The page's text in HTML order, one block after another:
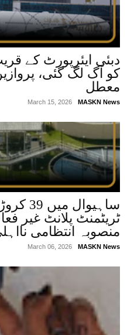
دبئی ایئرپورٹ کے
کو آگ لگ گئی،
معطل
MASKN News
March 15, 2026
ٹریٹمنٹ پلانٹ غیر
منصوبہ انتظامی
MASKN News
March 06, 2026